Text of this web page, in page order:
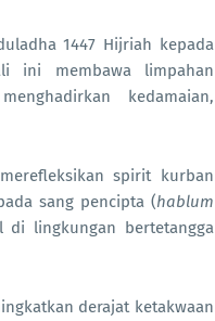
1447 Hijriah kepada
ini membawa limpahan
kedamaian,
spirit kurban
sang pencipta (hablum
di lingkungan bertetangga
derajat ketakwaan